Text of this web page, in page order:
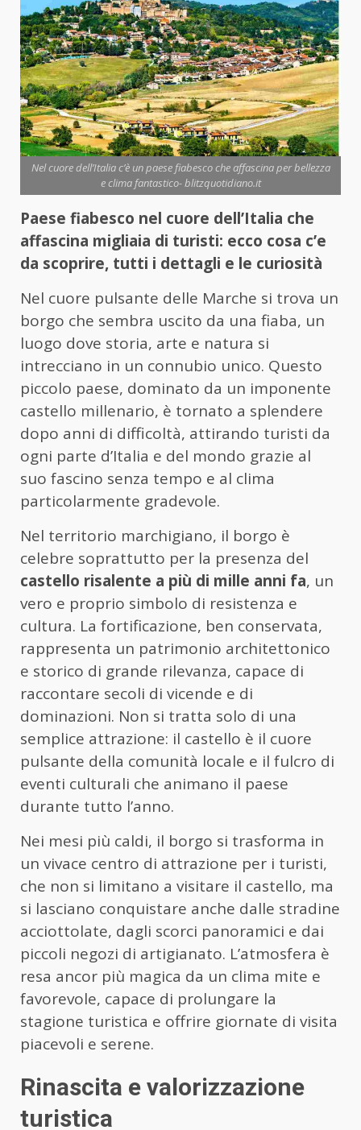
Nel cuore dell’Italia c’è un paese fiabesco che affascina per bellezza
e clima fantastico- blitzquotidiano.it
Paese fiabesco nel cuore dell’Italia che
affascina migliaia di turisti: ecco cosa c’e
da scoprire, tutti i dettagli e le curiosità
Nel cuore pulsante delle Marche si trova un
borgo che sembra uscito da una fiaba, un
luogo dove storia, arte e natura si
intrecciano in un connubio unico. Questo
piccolo paese, dominato da un imponente
castello millenario, è tornato a splendere
dopo anni di difficoltà, attirando turisti da
ogni parte d’Italia e del mondo grazie al
suo fascino senza tempo e al clima
particolarmente gradevole.
Nel territorio marchigiano, il borgo è
celebre soprattutto per la presenza del
castello risalente a più di mille anni fa, un
vero e proprio simbolo di resistenza e
cultura. La fortificazione, ben conservata,
rappresenta un patrimonio architettonico
e storico di grande rilevanza, capace di
raccontare secoli di vicende e di
dominazioni. Non si tratta solo di una
semplice attrazione: il castello è il cuore
pulsante della comunità locale e il fulcro di
eventi culturali che animano il paese
durante tutto l’anno.
Nei mesi più caldi, il borgo si trasforma in
un vivace centro di attrazione per i turisti,
che non si limitano a visitare il castello, ma
si lasciano conquistare anche dalle stradine
acciottolate, dagli scorci panoramici e dai
piccoli negozi di artigianato. L’atmosfera è
resa ancor più magica da un clima mite e
favorevole, capace di prolungare la
stagione turistica e offrire giornate di visita
piacevoli e serene.
Rinascita e valorizzazione
turistica